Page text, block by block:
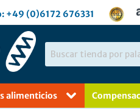
+49 (0)6172 676331
Buscar
alimenticios